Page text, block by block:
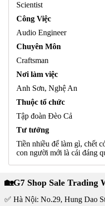
Scientist
Công Việc
Audio Engineer
Chuyên Môn
Craftsman
Nơi làm việc
Anh Sơn, Nghệ An
Thuộc tổ chức
Tập đoàn Đèo Cả
Tư tưởng
Tiền nhiều để làm gì, chết
con người mới là cái đáng
🏡G7 Shop Sale Trading
✅ Hà Nội: No.29, Hung Dao